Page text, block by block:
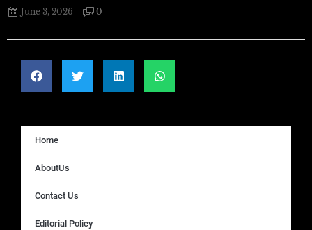
June 3, 2026 0
Home
AboutUs
Contact Us
Editorial Policy